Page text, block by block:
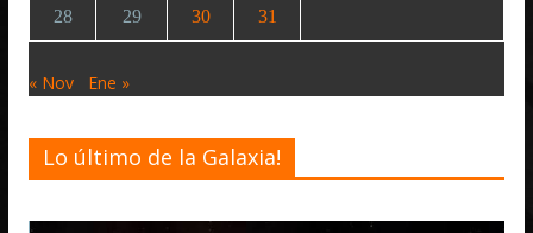
28 29 30 31
« Nov Ene »
Lo último de la Galaxia!